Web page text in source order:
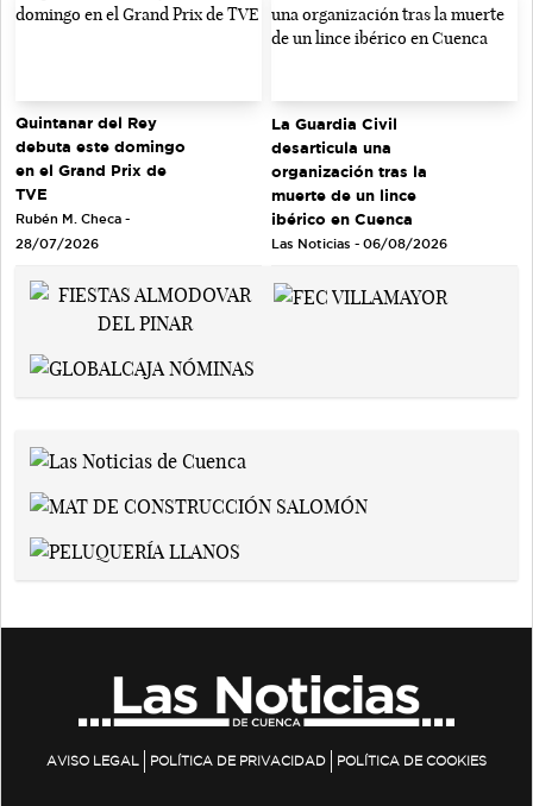
Quintanar del Rey
debuta este domingo
en el Grand Prix de
TVE
Rubén M. Checa -
28/07/2026
La Guardia Civil
desarticula una
organización tras la
muerte de un lince
ibérico en Cuenca
Las Noticias - 06/08/2026
AVISO LEGAL POLÍTICA DE PRIVACIDAD POLÍTICA DE COOKIES